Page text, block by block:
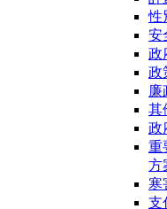
性
安
政
政
廉
其
政
重
方
寒
支